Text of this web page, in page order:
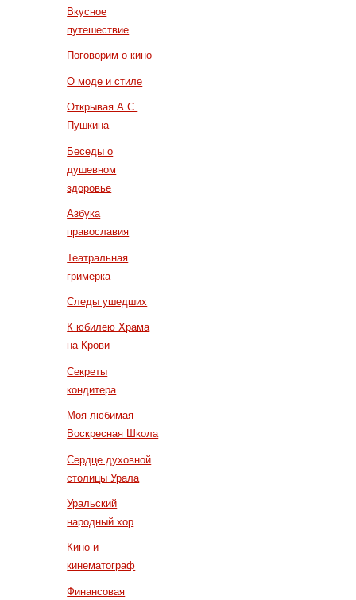
Вкусное
путешествие
Поговорим о кино
О моде и стиле
Открывая А.С.
Пушкина
Беседы о
душевном
здоровье
Азбука
православия
Театральная
гримерка
Следы ушедших
К юбилею Храма
на Крови
Секреты
кондитера
Моя любимая
Воскресная Школа
Сердце духовной
столицы Урала
Уральский
народный хор
Кино и
кинематограф
Финансовая